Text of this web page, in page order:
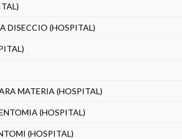
DISECCIO (HOSPITAL)
MATERIA (HOSPITAL)
(HOSPITAL)
(HOSPITAL)